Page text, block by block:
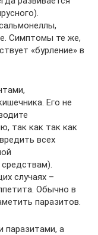
Симптомы те же,
«бурление» в
Его не
так как так как
всех
случаях –
Обычно в
паразитов.
а